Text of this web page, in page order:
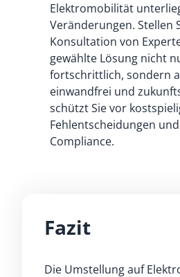
Elektromobilität
Veränderungen. Stellen
Konsultation von
gewählte Lösung nicht
fortschrittlich, sondern
einwandfrei und
schützt Sie vor
Fehlentscheidungen
Compliance.
Fazit
Die Umstellung auf